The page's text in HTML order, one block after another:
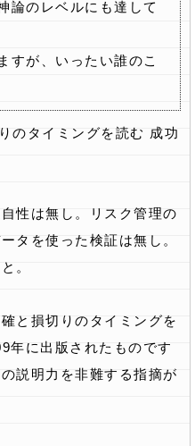
論のレベルにも達して
すが、いったい誰のこ
のタイミングを読む 成功
性は無し。リスク管理の
タを使った検証は無し。
。
と損切りのタイミングを
年に出版されたものです
説明力を非難する指摘が